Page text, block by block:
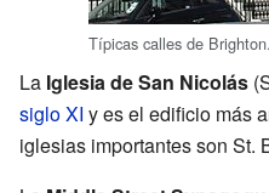
Típicas calles de Brighton.
La Iglesia de San Nicolás
siglo XI y es el edificio más
iglesias importantes son St.